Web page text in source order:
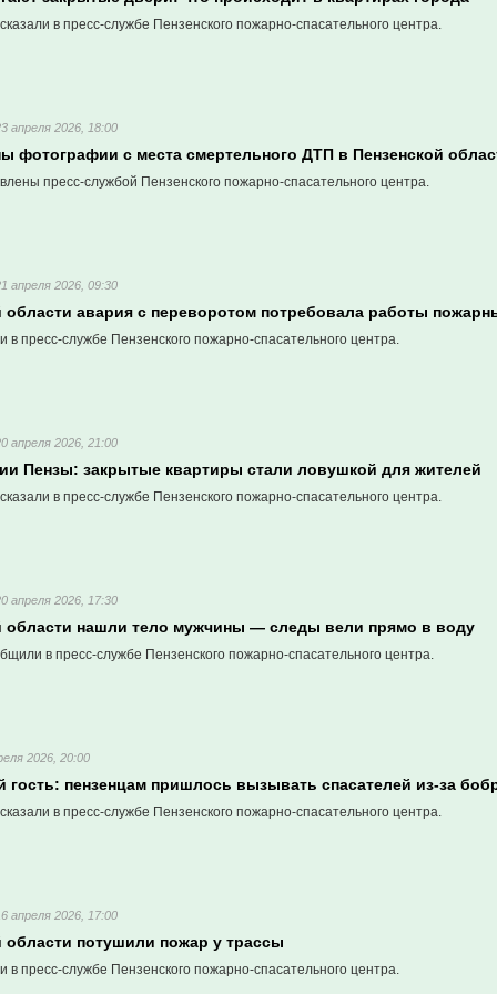
в пресс-службе Пензенского пожарно-спасательного центра.
апреля 2026, 18:00
фотографии с места смертельного ДТП в Пензенской
пресс-службой Пензенского пожарно-спасательного центра.
апреля 2026, 09:30
области авария с переворотом потребовала работы
в пресс-службе Пензенского пожарно-спасательного центра.
апреля 2026, 21:00
Пензы: закрытые квартиры стали ловушкой для жителей
в пресс-службе Пензенского пожарно-спасательного центра.
апреля 2026, 17:30
области нашли тело мужчины — следы вели прямо в воду
в пресс-службе Пензенского пожарно-спасательного центра.
2026, 20:00
пензенцам пришлось вызывать спасателей из-за
в пресс-службе Пензенского пожарно-спасательного центра.
апреля 2026, 17:00
области потушили пожар у трассы
в пресс-службе Пензенского пожарно-спасательного центра.